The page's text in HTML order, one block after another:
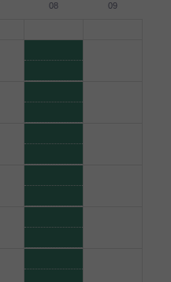
08
09